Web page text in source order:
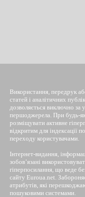
Використання, передрук
статей і аналітичних
дозволяється виключно за
першоджерела. При будь-
розміщувати активне
відкритим для індексації
переходу користувачами.
Інтернет-видання,
зобов’язані
гіперпосилання, що веде
сайту Euroua.net.
атрибутів, які
пошуковими системами.